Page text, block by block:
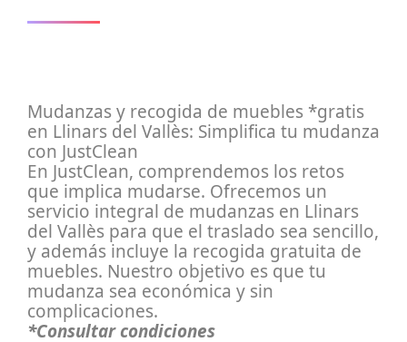
Mudanzas y recogida de muebles *gratis
en Llinars del Vallès: Simplifica tu mudanza
con JustClean
En JustClean, comprendemos los retos
que implica mudarse. Ofrecemos un
servicio integral de mudanzas en Llinars
del Vallès para que el traslado sea sencillo,
y además incluye la recogida gratuita de
muebles. Nuestro objetivo es que tu
mudanza sea económica y sin
complicaciones.
*Consultar condiciones